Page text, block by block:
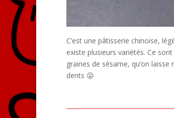
C’est une pâtisserie chinoise,
existe plusieurs variétés. Ce
graines de sésame, qu’on
dents 😜